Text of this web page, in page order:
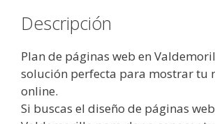
Descripción
Plan de páginas web en
solución perfecta para mostrar tu
online.
Si buscas el diseño de páginas